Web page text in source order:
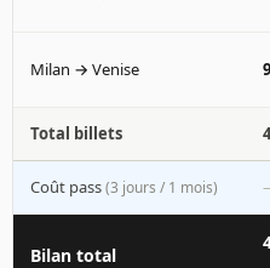
Milan → Venise
Total billets
Coût pass(3 jours / 1 mois)
Bilan total